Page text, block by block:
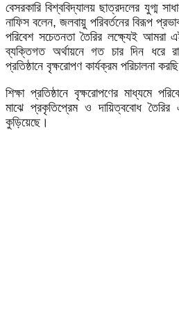
বেসরকারি বিশ্ববিদ্যালয় ছাত্রদলের যুগ্ম
নাফিস বলেন, জলবায়ু পরিবর্তনের বিরূপ প্রভাব
পরিবেশ সচেতনতা তৈরির লক্ষ্যেই আমরা
ব্যক্তিগত অর্থায়নে গত চার দিন ধরে
প্রতিষ্ঠানে বৃক্ষরোপণ কার্যক্রম পরিচালনা
শিক্ষা প্রতিষ্ঠানে বৃক্ষরোপণের মাধ্যমে
মাঝে প্রকৃতিপ্রেম ও দায়িত্ববোধ
কুড়িয়েছে।